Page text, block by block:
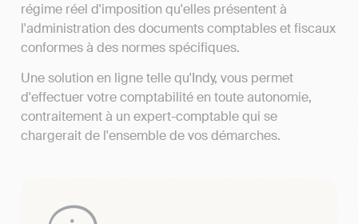
régime réel d'imposition qu'elles présentent à
l'administration des documents comptables et fiscaux
conformes à des normes spécifiques.
Une solution en ligne telle qu'Indy, vous permet
d'effectuer votre comptabilité en toute autonomie,
contraitement à un expert-comptable qui se
chargerait de l'ensemble de vos démarches.